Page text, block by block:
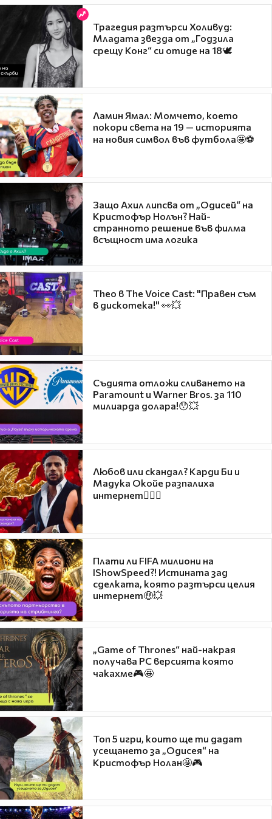
Трагедия разтърси Холивуд:
Младата звезда от „Годзила
срещу Конг“ си отиде на 18🕊️
Ламин Ямал: Момчето, което
покори света на 19 — историята
на новия символ във футбола🤩⚽
Защо Ахил липсва от „Одисей“ на
Кристофър Нолън? Най-
странното решение във филма
всъщност има логика
Theo в The Voice Cast: "Правен съм
в дискотека!" 👀💥
Съдията отложи сливането на
Paramount и Warner Bros. за 110
милиарда долара!😯💥
Любов или скандал? Карди Би и
Мадука Окойе разпалиха
интернет❤️‍🔥🔥
Плати ли FIFA милиони на
IShowSpeed?! Истината зад
сделката, която разтърси целия
интернет🤑💥
„Game of Thrones“ най-накрая
получава PC версията която
чакахме🎮🤩
Топ 5 игри, които ще ти дадат
усещането за „Одисея“ на
Кристофър Нолан🤩🎮